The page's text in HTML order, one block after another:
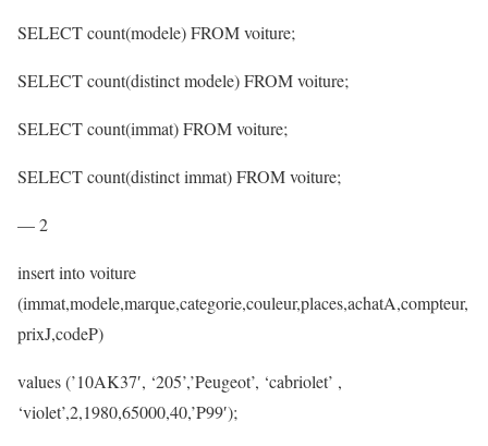
SELECT count(modele) FROM voiture;
SELECT count(distinct modele) FROM voiture;
SELECT count(immat) FROM voiture;
SELECT count(distinct immat) FROM voiture;
— 2
insert into voiture
(immat,modele,marque,categorie,couleur,places,achatA,compteur,
prixJ,codeP)
values (’10AK37′, ‘205’,’Peugeot’, ‘cabriolet’ ,
‘violet’,2,1980,65000,40,’P99′);